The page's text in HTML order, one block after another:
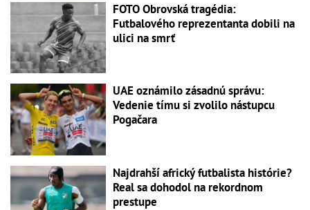
FOTO Obrovská tragédia:
Futbalového reprezentanta dobili na
ulici na smrť
UAE oznámilo zásadnú správu:
Vedenie tímu si zvolilo nástupcu
Pogačara
Najdrahší africký futbalista histórie?
Real sa dohodol na rekordnom
prestupe